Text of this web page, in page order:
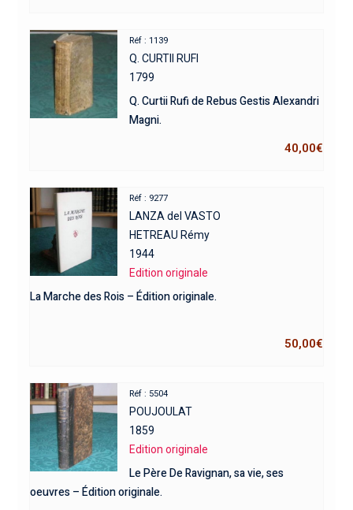
Réf : 1139
Q. CURTII RUFI
1799
Q. Curtii Rufi de Rebus Gestis Alexandri
Magni.
40,00€
Réf : 9277
LANZA del VASTO
HETREAU Rémy
1944
Edition originale
La Marche des Rois – Édition originale.
50,00€
Réf : 5504
POUJOULAT
1859
Edition originale
Le Père De Ravignan, sa vie, ses
oeuvres – Édition originale.